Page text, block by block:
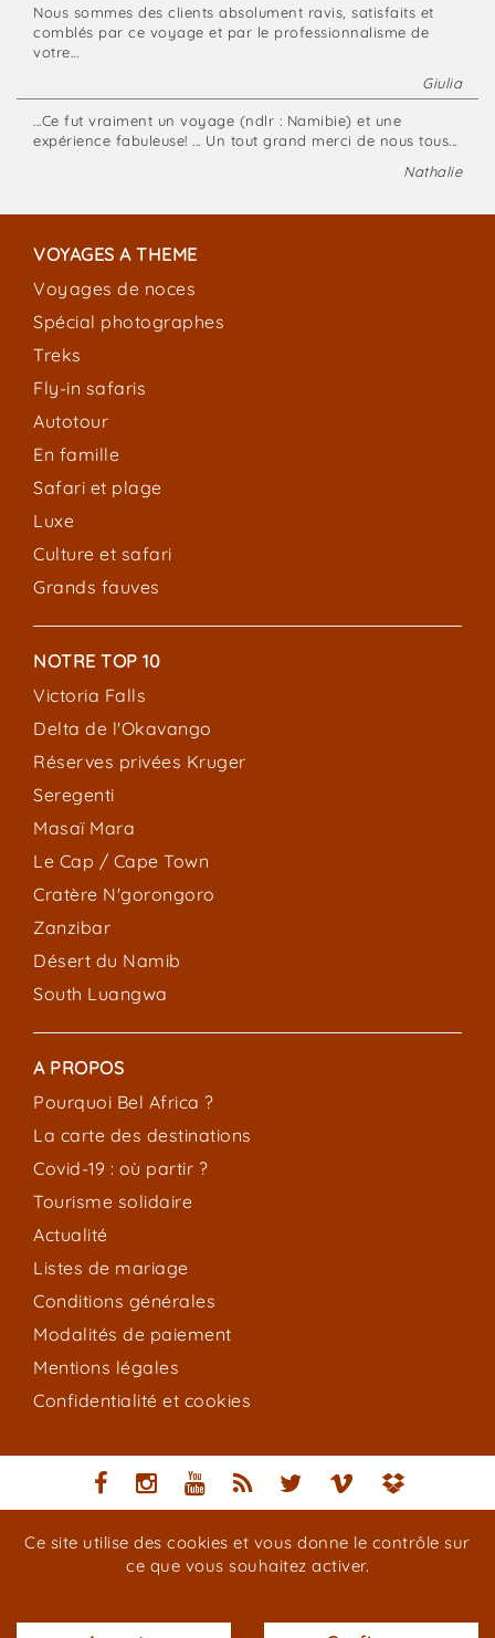
Ce site utilise des cookies et vous donne le contrôle sur
ce que vous souhaitez activer.
Nous sommes des clients absolument ravis, satisfaits et
comblés par ce voyage et par le professionnalisme de
votre...
Giulia
...Ce fut vraiment un voyage (ndlr : Namibie) et une
expérience fabuleuse! ... Un tout grand merci de nous tous...
Nathalie
VOYAGES A THEME
Voyages de noces
Spécial photographes
Treks
Fly-in safaris
Autotour
En famille
Safari et plage
Luxe
Culture et safari
Grands fauves
NOTRE TOP 10
Victoria Falls
Delta de l'Okavango
Réserves privées Kruger
Seregenti
Masaï Mara
Le Cap / Cape Town
Cratère N'gorongoro
Zanzibar
Désert du Namib
South Luangwa
A PROPOS
Pourquoi Bel Africa ?
La carte des destinations
Covid-19 : où partir ?
Tourisme solidaire
Actualité
Listes de mariage
Conditions générales
Modalités de paiement
Mentions légales
Confidentialité et cookies
Copyright © Bel Africa / Aérocap Services 2016–2026.
Reproduction des textes, logos et photos contenus dans ce site